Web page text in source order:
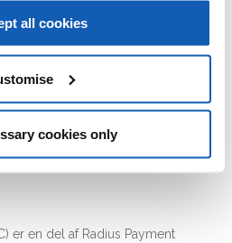
all cookies
cookies only
er en del af Radius Payment